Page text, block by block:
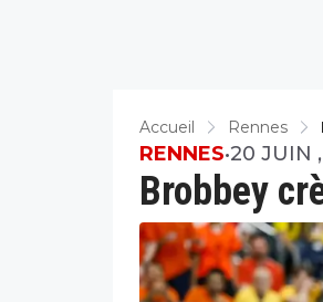
Accueil Rennes
Brobbey
RENNES•20 JUIN ,